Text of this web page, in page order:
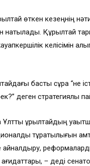
өткен кезеңнің
Құрылтай
келісімін
басты сұрақ “не
деген стратегиялық
құрылтайдың
тұрақтылығын
айналдыру,
– деді